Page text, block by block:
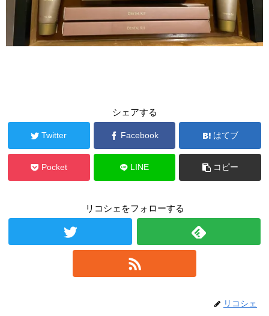
シェアする
Twitter Facebook はてブ
Pocket LINE コピー
リコシェをフォローする
リコシェ